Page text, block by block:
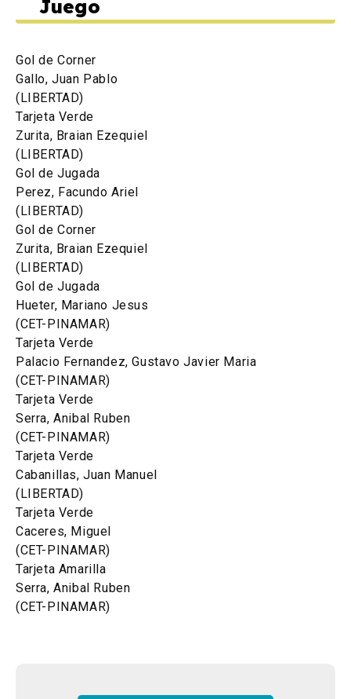
Juego
Gol de Corner
Gallo, Juan Pablo
(LIBERTAD)
Tarjeta Verde
Zurita, Braian Ezequiel
(LIBERTAD)
Gol de Jugada
Perez, Facundo Ariel
(LIBERTAD)
Gol de Corner
Zurita, Braian Ezequiel
(LIBERTAD)
Gol de Jugada
Hueter, Mariano Jesus
(CET-PINAMAR)
Tarjeta Verde
Palacio Fernandez, Gustavo Javier Maria
(CET-PINAMAR)
Tarjeta Verde
Serra, Anibal Ruben
(CET-PINAMAR)
Tarjeta Verde
Cabanillas, Juan Manuel
(LIBERTAD)
Tarjeta Verde
Caceres, Miguel
(CET-PINAMAR)
Tarjeta Amarilla
Serra, Anibal Ruben
(CET-PINAMAR)